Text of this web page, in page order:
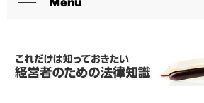
を
ロ
カる